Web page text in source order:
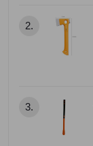
2.
3.